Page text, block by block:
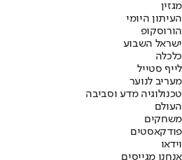
מגזין
העיתון היומי
הורוסקופ
ישראל השבוע
כלכלה
לייף סטייל
מעריב לנוער
טכנולוגיה מדע וסביבה
העולם
משחקים
פודקאסטים
וידאו
אנחנו מגייסים